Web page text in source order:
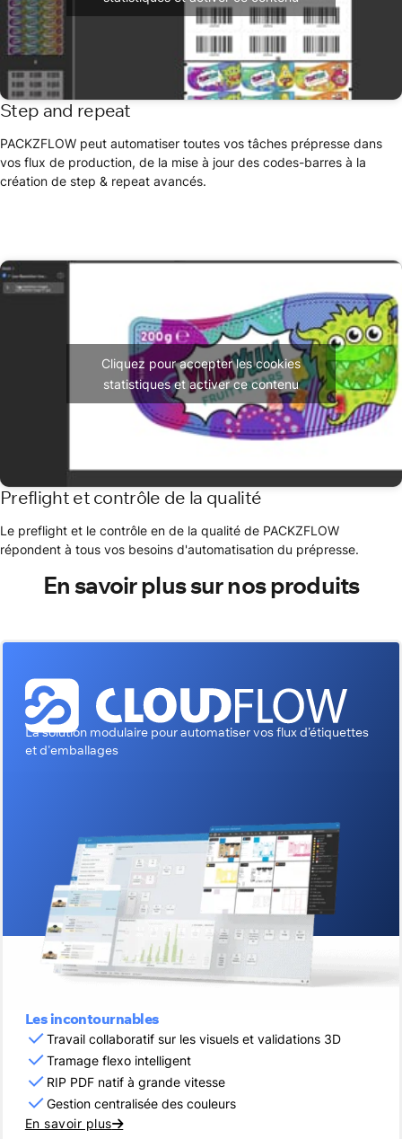
Step and repeat
PACKZFLOW peut automatiser toutes vos tâches prépresse dans
vos flux de production, de la mise à jour des codes-barres à la
création de step & repeat avancés.
Preflight et contrôle de la qualité
Le preflight et le contrôle en de la qualité de PACKZFLOW
répondent à tous vos besoins d'automatisation du prépresse.
Cliquez pour accepter les cookies
statistiques et activer ce contenu
En savoir plus sur nos produits
La solution modulaire pour automatiser vos flux d’étiquettes
et d'emballages
Les incontournables
Travail collaboratif sur les visuels et validations 3D
Tramage flexo intelligent
RIP PDF natif à grande vitesse
Gestion centralisée des couleurs
En savoir plus